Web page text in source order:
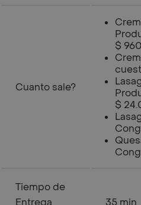
Cuanto sale?
$
$
Tiempo de
Entrega
35 min